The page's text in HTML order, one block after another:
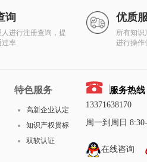
询
进行注册查询，提
过率
优质
所有知识
进行操作
特色服务
高新企业认定
知识产权贯标
双软认证
服务热线
13371638170
周一到周日
在线咨询